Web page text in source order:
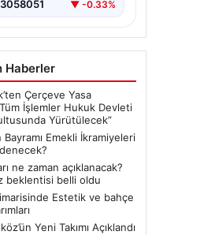
3058051 ▼ -0.33%
Haberler
Çerçeve Yasa
İşlemler Hukuk Devleti
Yürütülecek”
Emekli İkramiyeleri
ne zaman açıklanacak?
beklentisi belli oldu
Estetik ve bahçe
Yeni Takımı Açıklandı